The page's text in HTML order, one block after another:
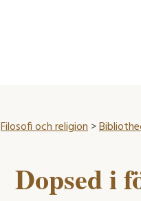
Filosofi och religion>
Dopsed i